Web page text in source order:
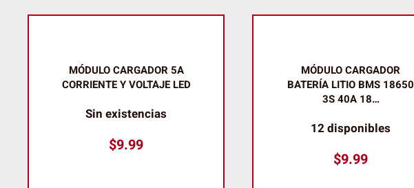
MÓDULO CARGADOR 5A
CORRIENTE Y VOLTAJE LED
Sin existencias
$9.99
MÓDULO CARGADOR
BATERÍA LITIO BMS 18650
3S 40A 18…
12 disponibles
$9.99